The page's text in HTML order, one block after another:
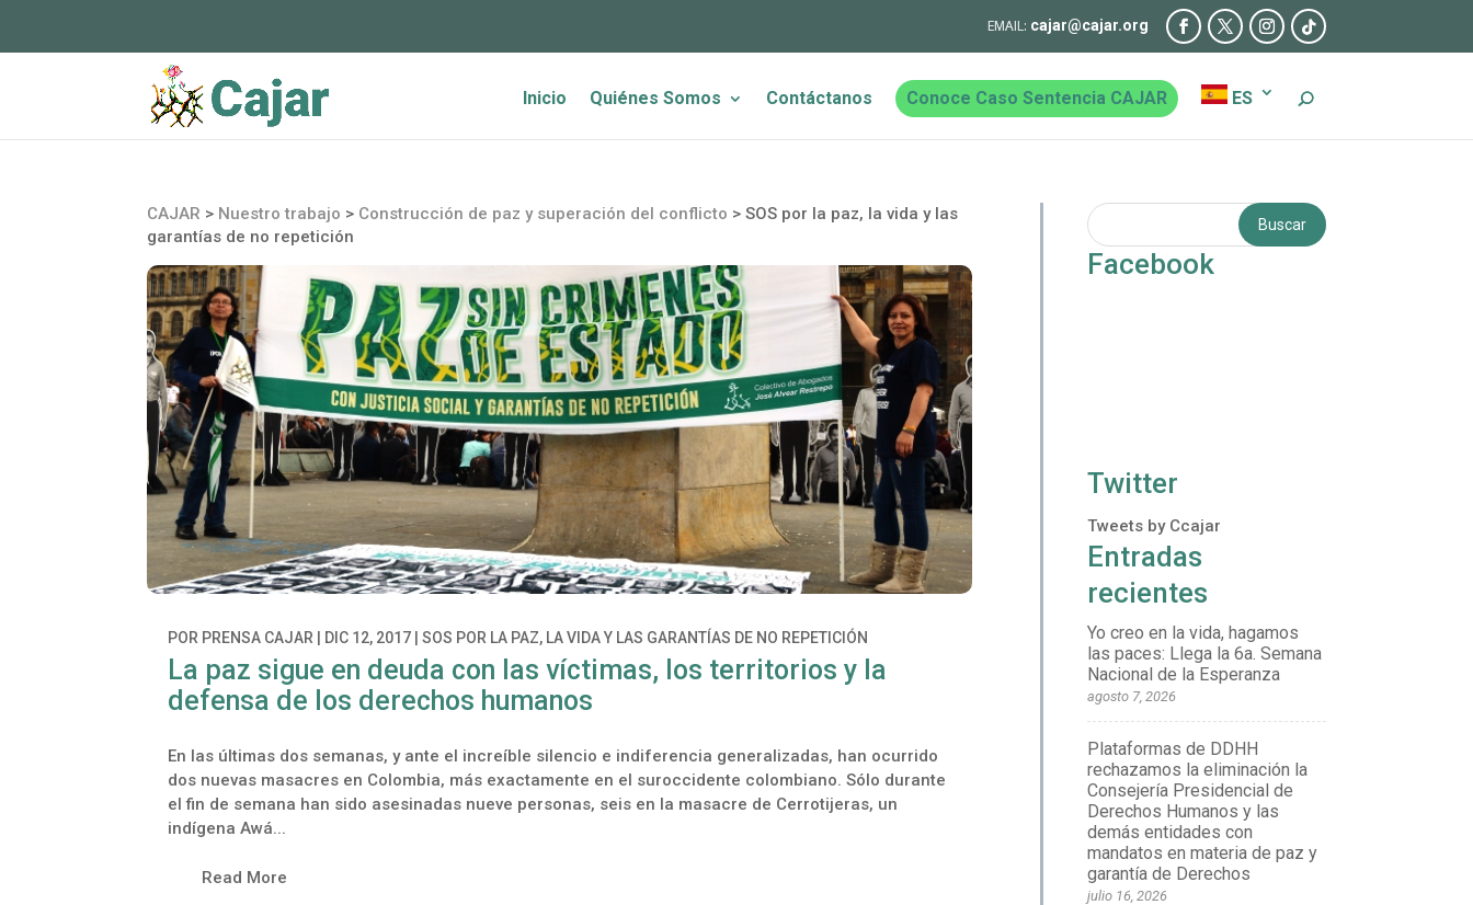
cajar@cajar.org
Inicio Quiénes Somos Contáctanos Conoce Caso Sentencia CAJAR ES
CAJAR > Nuestro trabajo > Construcción de paz y superación del conflicto >SOS por la paz, la vida y las
garantías de no repetición
POR PRENSA CAJAR DIC 12, 2017 |SOS POR LA PAZ, LA VIDA Y LAS GARANTÍAS DE NO REPETICIÓN
La paz sigue en deuda con las víctimas, los territorios y la
defensa de los derechos humanos
En las últimas dos semanas, y ante el increíble silencio e indiferencia generalizadas, han ocurrido
dos nuevas masacres en Colombia, más exactamente en el suroccidente colombiano. Sólo durante
el fin de semana han sido asesinadas nueve personas, seis en la masacre de Cerrotijeras, un
indígena Awá...
Read More
Facebook
Twitter
Tweets by Ccajar
Entradas
recientes
Yo creo en la vida, hagamos
las paces: Llega la 6a. Semana
Nacional de la Esperanza
agosto 7, 2026
Plataformas de DDHH
rechazamos la eliminación la
Consejería Presidencial de
Derechos Humanos y las
demás entidades con
mandatos en materia de paz y
garantía de Derechos
julio 16, 2026